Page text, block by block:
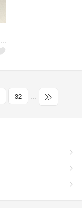
美品 バークレー サイドゴア ショートブーツ
32 …